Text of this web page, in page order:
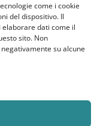
come i cookie
del dispositivo. Il
dati come il
sito. Non
su alcune